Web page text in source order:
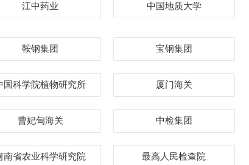
江中药业 中国地质大学
鞍钢集团 宝钢集团
国科学院植物研究所 厦门海关
曹妃甸海关 中检集团
南省农业科学研究院 最高人民检查院